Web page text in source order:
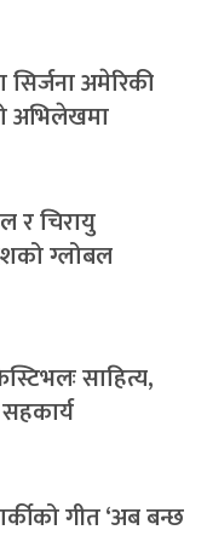
सिर्जना अमेरिकी
अभिलेखमा
र चिरायु
ग्लोबल
साहित्य,
सहकार्य
गीत ‘अब बन्छ